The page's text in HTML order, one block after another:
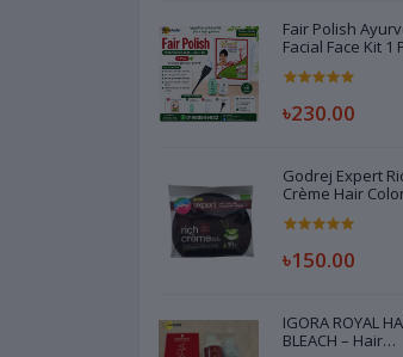
Fair Polish
Facial Face Kit 1
৳230.00
Godrej Expert
Crème Hair
৳150.00
IGORA ROYAL
BLEACH – Hair